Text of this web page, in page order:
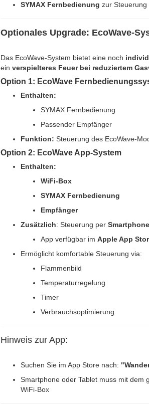
SYMAX Fernbedienung zur
Optionales Upgrade: EcoWave-
Das EcoWave-System bietet eine noch
ein verspielteres Feuer bei reduziertem
Option 1: EcoWave
Enthalten:
SYMAX Fernbedienung
Passender Empfänger
Funktion: Steuerung des EcoWave-
Option 2: EcoWave App-System
Enthalten:
WiFi-Box
SYMAX Fernbedienung
Empfänger
Zusätzlich: Steuerung per
App verfügbar im Apple App
Ermöglicht komfortable Steuerung via:
Flammenbild
Temperaturregelung
Timer
Verbrauchsoptimierung
Hinweis zur App:
Suchen Sie im App Store nach:
Smartphone oder Tablet muss mit dem
WiFi-Box